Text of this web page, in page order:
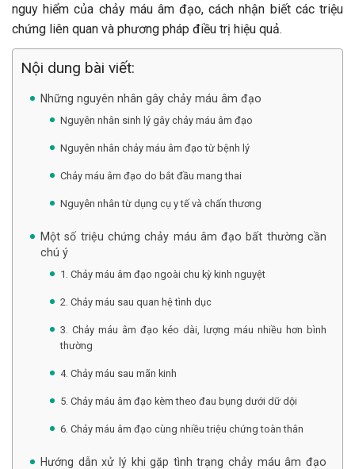
nguy hiểm của chảy máu âm đạo, cách nhận biết các triệu
chứng liên quan và phương pháp điều trị hiệu quả.
Nội dung bài viết:
Những nguyên nhân gây chảy máu âm đạo
Nguyên nhân sinh lý gây chảy máu âm đạo
Nguyên nhân chảy máu âm đạo từ bệnh lý
Chảy máu âm đạo do bắt đầu mang thai
Nguyên nhân từ dụng cụ y tế và chấn thương
Một số triệu chứng chảy máu âm đạo bất thường cần
chú ý
1. Chảy máu âm đạo ngoài chu kỳ kinh nguyệt
2. Chảy máu sau quan hệ tình dục
3. Chảy máu âm đạo kéo dài, lượng máu nhiều hơn bình
thường
4. Chảy máu sau mãn kinh
5. Chảy máu âm đạo kèm theo đau bụng dưới dữ dội
6. Chảy máu âm đạo cùng nhiều triệu chứng toàn thân
Hướng dẫn xử lý khi gặp tình trạng chảy máu âm đạo